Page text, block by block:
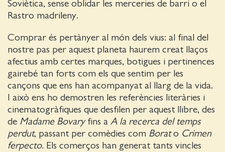
Soviètica, sense oblidar les merceries de barri o el
Rastro madrileny.
Comprar és pertànyer al món dels vius: al final del
nostre pas per aquest planeta haurem creat llaços
afectius amb certes marques, botigues i pertinences
gairebé tan forts com els que sentim per les
cançons que ens han acompanyat al llarg de la vida.
I això ens ho demostren les referències literàries i
cinematogràfiques que desfilen per aquest llibre, des
de Madame Bovaryfins a A la recerca del temps
perdut, passant per comèdies com Borato Crimen
ferpecto. Els comerços han generat tants vincles